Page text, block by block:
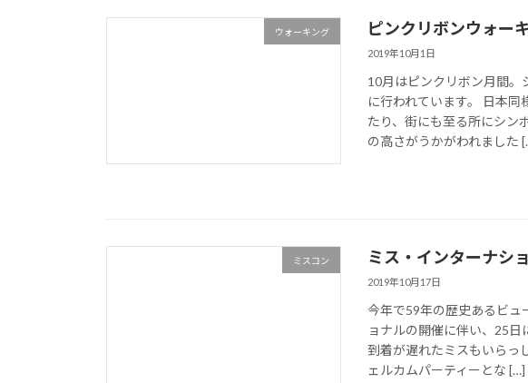
ウォーキング ピンクリボンウォー
2019年10月1日
10月はピンクリボン月間。
に行われています。 日本
たり、街にも至る所にシン
の高さがうかがわれました
ミスコン ミス・インターナシ
2019年10月17日
今年で59年の歴史あるビュ
ョナルの開催に伴い、25
到着が遅れたミスもいらっ
ェルカムパーティーとな […]